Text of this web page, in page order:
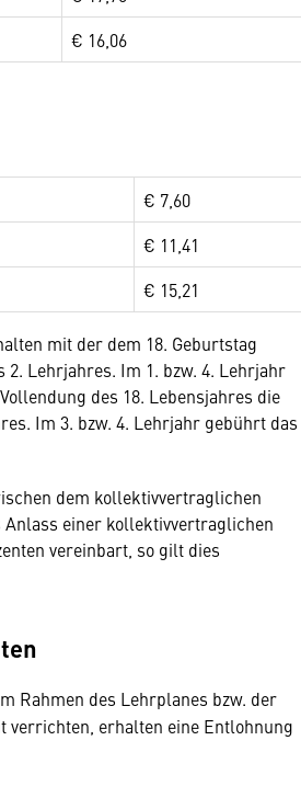
€ 16,06
€ 7,60
€ 11,41
€ 15,21
mit der dem 18. Geburtstag
Lehrjahres. Im 1. bzw. 4. Lehrjahr
des 18. Lebensjahres die
Im 3. bzw. 4. Lehrjahr gebührt das
dem kollektivvertraglichen
Anlass einer kollektivvertraglichen
vereinbart, so gilt dies
Rahmen des Lehrplanes bzw. der
verrichten, erhalten eine Entlohnung